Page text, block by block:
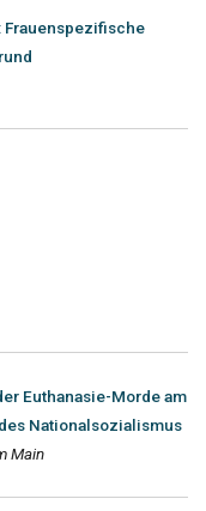
Frauenspezifische
Euthanasie-Morde am
Nationalsozialismus
Main